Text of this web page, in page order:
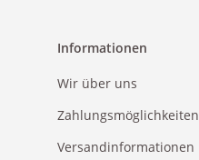
Informationen
Wir über uns
Zahlungsmöglichkeiten
Versandinformationen